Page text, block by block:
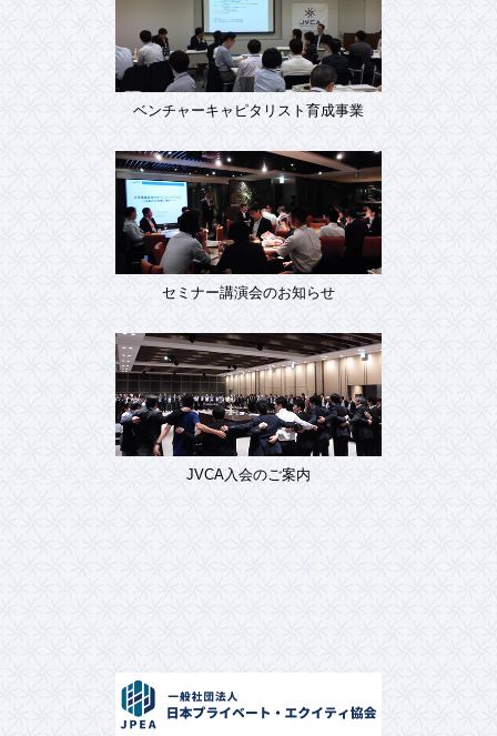
ベンチャーキャピタリスト育成事業
セミナー講演会のお知らせ
JVCA入会のご案内